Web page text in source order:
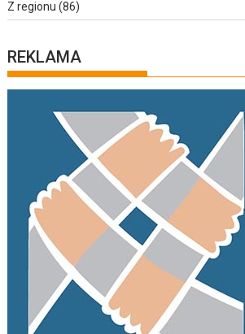
Z regionu (86)
REKLAMA